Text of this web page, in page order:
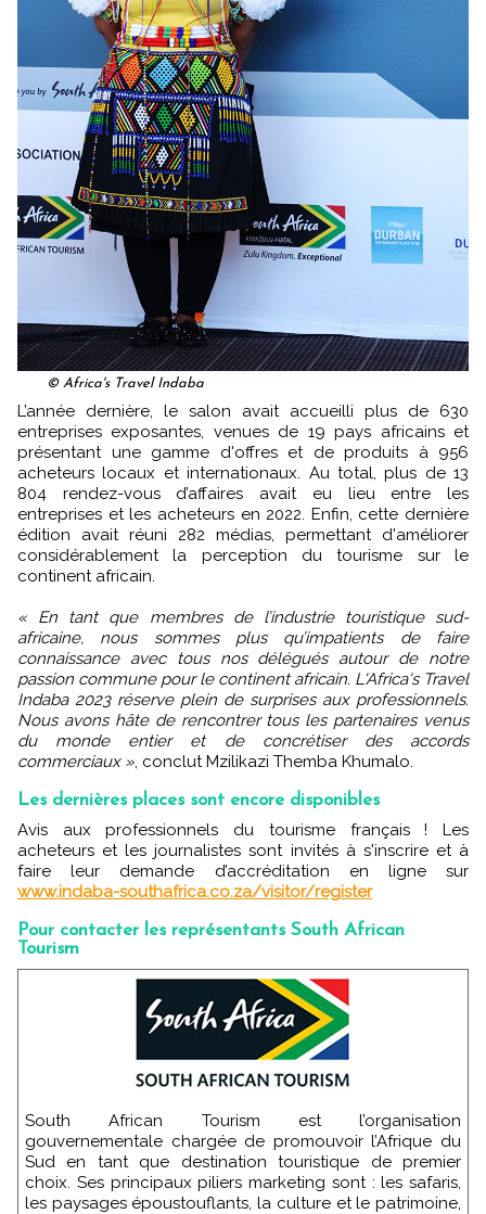
© Africa's Travel Indaba
L’année dernière, le salon avait accueilli plus de 630
entreprises exposantes, venues de 19 pays africains et
présentant une gamme d'offres et de produits à 956
acheteurs locaux et internationaux. Au total, plus de 13
804 rendez-vous d’affaires avait eu lieu entre les
entreprises et les acheteurs en 2022. Enfin, cette dernière
édition avait réuni 282 médias, permettant d'améliorer
considérablement la perception du tourisme sur le
continent africain.
« En tant que membres de l’industrie touristique sud-
africaine, nous sommes plus qu’impatients de faire
connaissance avec tous nos délégués autour de notre
passion commune pour le continent africain. L'Africa's Travel
Indaba 2023 réserve plein de surprises aux professionnels.
Nous avons hâte de rencontrer tous les partenaires venus
du monde entier et de concrétiser des accords
commerciaux », conclut Mzilikazi Themba Khumalo.
Les dernières places sont encore disponibles
Avis aux professionnels du tourisme français ! Les
acheteurs et les journalistes sont invités à s'inscrire et à
faire leur demande d’accréditation en ligne sur
www.indaba-southafrica.co.za/visitor/register
Pour contacter les représentants South African
Tourism
South African Tourism est l’organisation
gouvernementale chargée de promouvoir l’Afrique du
Sud en tant que destination touristique de premier
choix. Ses principaux piliers marketing sont : les safaris,
les paysages époustouflants, la culture et le patrimoine,